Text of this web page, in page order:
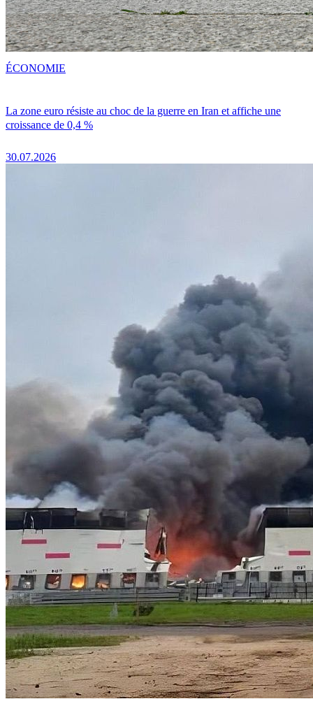
La zone euro résiste au choc de la guerre en Iran et affiche une
croissance de 0,4 %
30.07.2026
ÉCONOMIE